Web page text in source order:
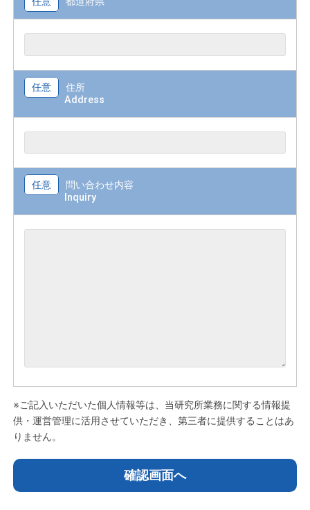
任意
住所
Address
任意
問い合わせ内容
Inquiry
※ご記入いただいた個人情報等は、当研究所業務に関する情報提
供・運営管理に活用させていただき、第三者に提供することはあ
りません。